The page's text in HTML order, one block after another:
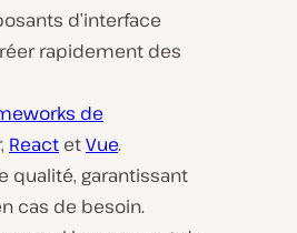
d’interface
rapidement des
de
React etVue.
qualité, garantissant
cas de besoin.